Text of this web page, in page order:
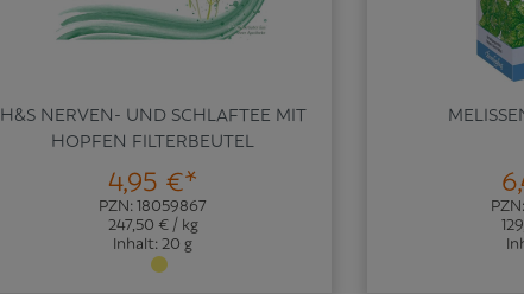
H&S NERVEN- UND SCHLAFTEE MIT
HOPFEN FILTERBEUTEL
4,95 €*
PZN: 18059867
247,50 € / kg
Inhalt: 20 g